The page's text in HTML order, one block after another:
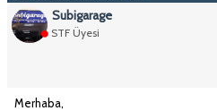
Subigarage
STF Üyesi
Merhaba,